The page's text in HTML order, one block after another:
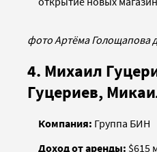
фото Артёма Голощапова
4. Михаил
Гуцериев,
Компания: Группа БИН
Доход от аренды: $615